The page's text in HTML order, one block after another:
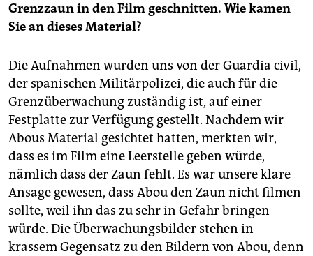
Grenzzaun in den Film geschnitten. Wie kamen
Sie an dieses Material?
Die Aufnahmen wurden uns von der Guardia civil,
der spanischen Militärpolizei, die auch für die
Grenzüberwachung zuständig ist, auf einer
Festplatte zur Verfügung gestellt. Nachdem wir
Abous Material gesichtet hatten, merkten wir,
dass es im Film eine Leerstelle geben würde,
nämlich dass der Zaun fehlt. Es war unsere klare
Ansage gewesen, dass Abou den Zaun nicht filmen
sollte, weil ihn das zu sehr in Gefahr bringen
würde. Die Überwachungsbilder stehen in
krassem Gegensatz zu den Bildern von Abou, denn